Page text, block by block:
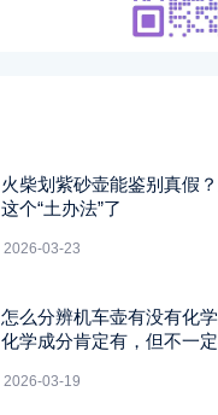
火柴划紫砂壶能鉴别真假
这个“土办法”了
2026-03-23
怎么分辨机车壶有没有化
化学成分肯定有，但不一定
2026-03-19